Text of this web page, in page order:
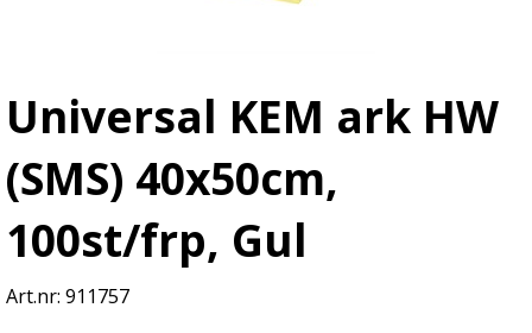
Universal KEM ark HW
(SMS) 40x50cm,
100st/frp, Gul
911757